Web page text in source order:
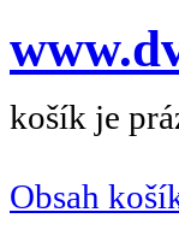
košík je
Obsah